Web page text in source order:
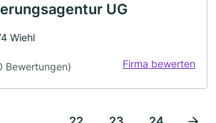
UG
Wiehl
Bewertungen) Firma bewerten